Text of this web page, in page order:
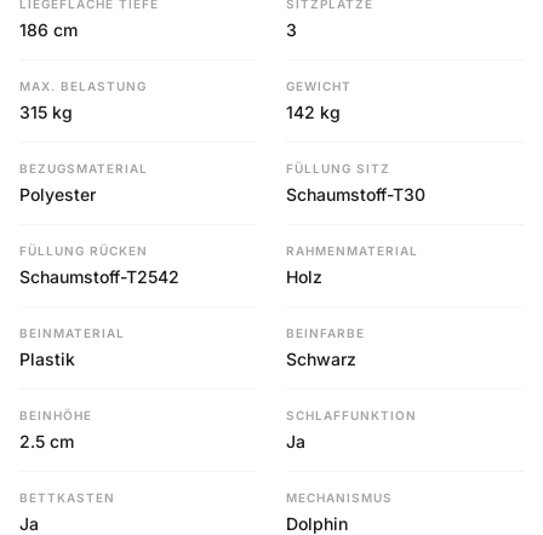
LIEGEFLÄCHE TIEFE
186 cm
SITZPLÄTZE
3
MAX. BELASTUNG
315 kg
GEWICHT
142 kg
BEZUGSMATERIAL
Polyester
FÜLLUNG SITZ
Schaumstoff-T30
FÜLLUNG RÜCKEN
Schaumstoff-T2542
RAHMENMATERIAL
Holz
BEINMATERIAL
Plastik
BEINFARBE
Schwarz
BEINHÖHE
2.5 cm
SCHLAFFUNKTION
Ja
BETTKASTEN
Ja
MECHANISMUS
Dolphin